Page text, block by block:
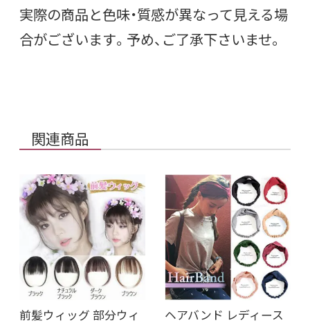
実際の商品と色味・質感が異なって見える場
合がございます。予め、ご了承下さいませ。
関連商品
前髪ウィッグ 部分ウィ ヘアバンド レディース